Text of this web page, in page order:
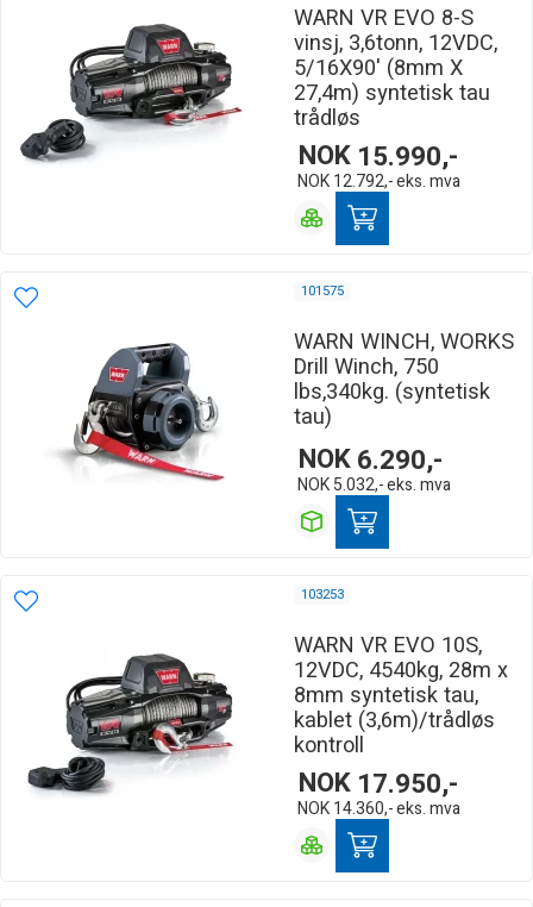
WARN VR EVO 8-S
vinsj, 3,6tonn, 12VDC,
5/16X90' (8mm X
27,4m) syntetisk tau
trådløs
NOK 15.990,-
NOK 12.792,-eks. mva
101575
WARN WINCH, WORKS
Drill Winch, 750
lbs,340kg. (syntetisk
tau)
NOK6.290,-
NOK 5.032,-eks. mva
103253
WARN VR EVO 10S,
12VDC, 4540kg, 28m x
8mm syntetisk tau,
kablet (3,6m)/trådløs
kontroll
NOK 17.950,-
NOK 14.360,-eks. mva